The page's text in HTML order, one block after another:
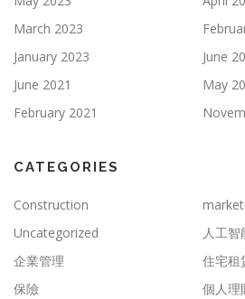
March 2023
January 2023
June
June 2021
May
February 2021
CATEGORIES
Construction
Uncategorized
人工智
企業管理
住宅租
保險
個人理